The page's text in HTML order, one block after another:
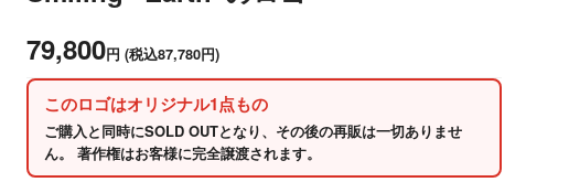
79,800円 (税込87,780円)
このロゴはオリジナル1点もの
ご購入と同時にSOLD OUTとなり、その後の再販は一切ありませ
ん。 著作権はお客様に完全譲渡されます。